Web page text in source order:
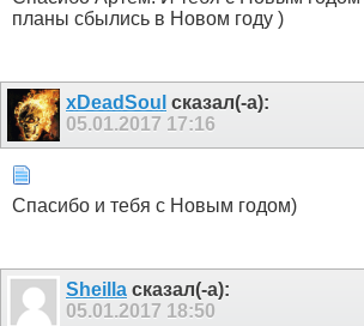
планы сбылись в Новом году )
xDeadSoul сказал(-а):
05.01.2017 17:16
Спасибо и тебя с Новым годом)
Sheilla сказал(-а):
05.01.2017 18:50